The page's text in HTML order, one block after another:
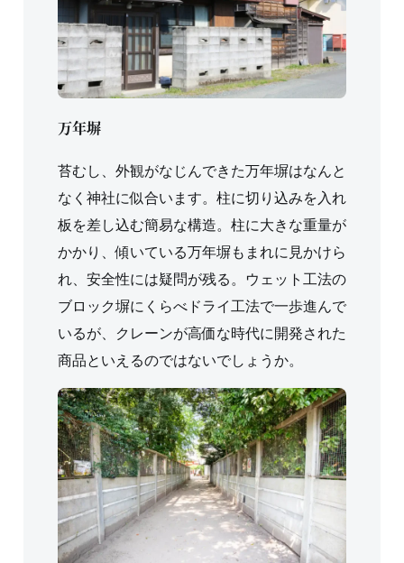
万年塀
苔むし、外観がなじんできた万年塀はなんと
なく神社に似合います。柱に切り込みを入れ
板を差し込む簡易な構造。柱に大きな重量が
かかり、傾いている万年塀もまれに見かけら
れ、安全性には疑問が残る。ウェット工法の
ブロック塀にくらべドライ工法で一歩進んで
いるが、クレーンが高価な時代に開発された
商品といえるのではないでしょうか。